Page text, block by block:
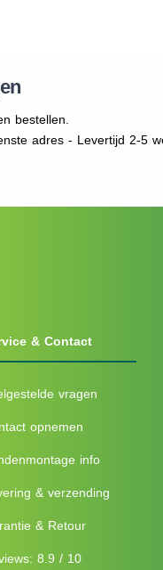
bestellen.
adres - Levertijd 2-5
& Contact
vragen
opnemen
info
& verzending
& Retour
8.9 / 10